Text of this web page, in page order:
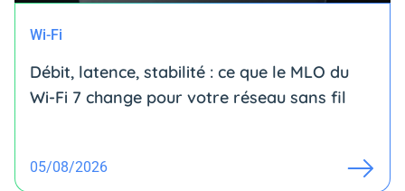
Wi-Fi
Débit, latence, stabilité : ce que le MLO du
Wi-Fi 7 change pour votre réseau sans fil
05/08/2026